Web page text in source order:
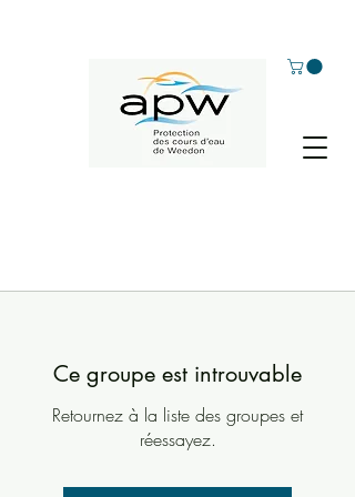
Ce groupe est introuvable
Retournez à la liste des groupes et
réessayez.